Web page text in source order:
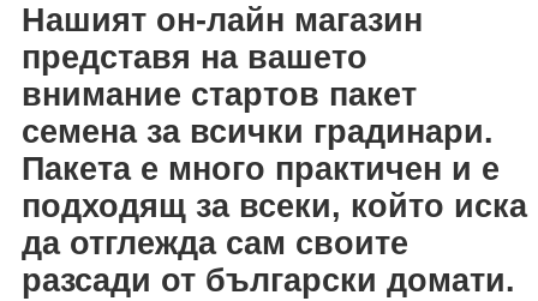
Нашият он-лайн магазин
представя на вашето
внимание стартов пакет
семена за всички градинари.
Пакета е много практичен и е
подходящ за всеки, който иска
да отглежда сам своите
разсади от български домати.